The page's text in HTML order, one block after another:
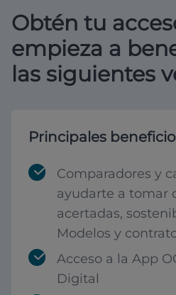
Obtén tu
empieza a
las siguientes
Principales
Comparadores y
ayudarte a tomar
acertadas,
Modelos y
Acceso a la App
Digital